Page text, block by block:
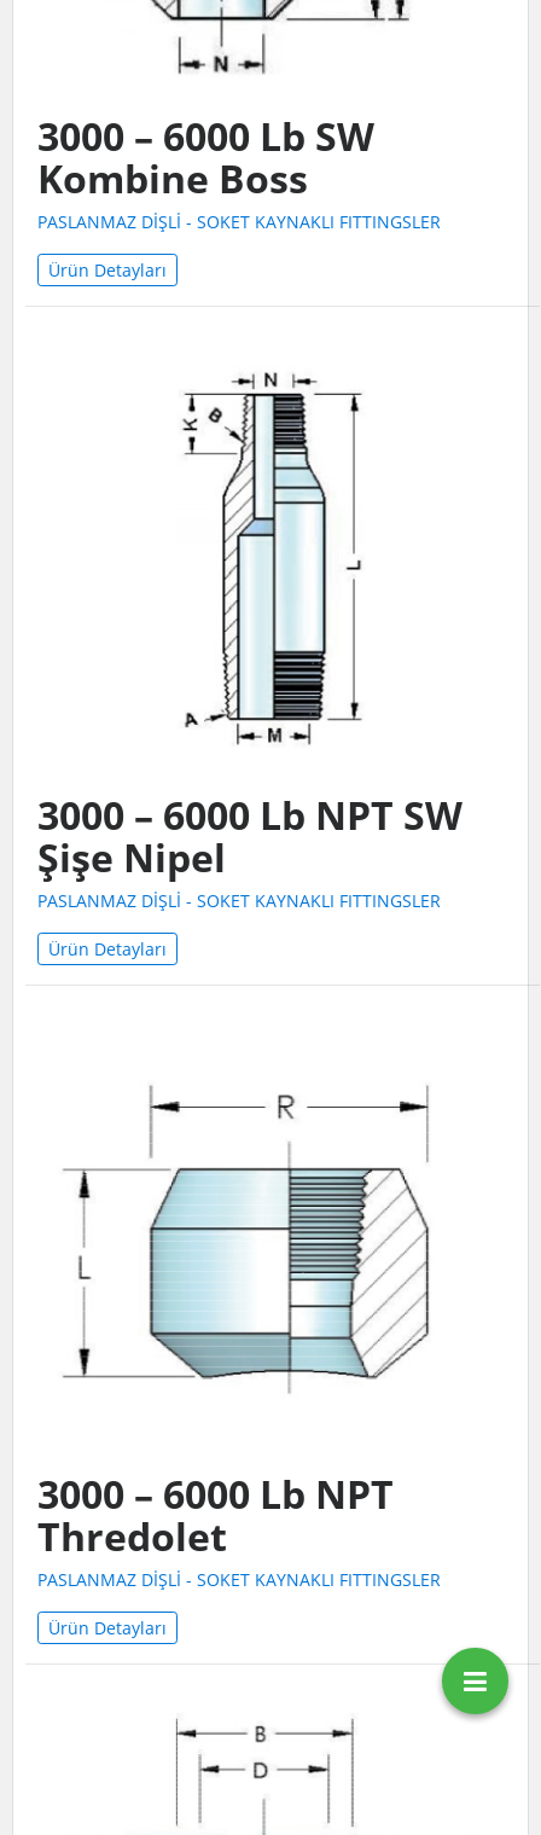
3000 – 6000 Lb SW
Kombine Boss
PASLANMAZ DİŞLİ - SOKET KAYNAKLI FITTINGSLER
Ürün Detayları
3000 – 6000 Lb NPT SW
Şişe Nipel
PASLANMAZ DİŞLİ - SOKET KAYNAKLI FITTINGSLER
Ürün Detayları
3000 – 6000 Lb NPT
Thredolet
PASLANMAZ DİŞLİ - SOKET KAYNAKLI FITTINGSLER
Ürün Detayları